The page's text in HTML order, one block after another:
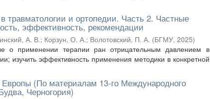
и ортопедии. Часть 2. Частные
эффективность, рекомендации
А. В.; Корзун, О. А.; Волотовский, П. А. (БГМУ, 2025)
о применении терапии ран отрицательным давлением в
изучить эффективность применения методики в конкретной
(По материалам 13-го Международного
Черногория)